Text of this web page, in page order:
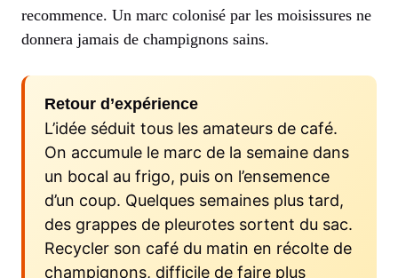
recommence. Un marc colonisé par les moisissures ne
donnera jamais de champignons sains.
Retour d’expérience
L’idée séduit tous les amateurs de café.
On accumule le marc de la semaine dans
un bocal au frigo, puis on l’ensemence
d’un coup. Quelques semaines plus tard,
des grappes de pleurotes sortent du sac.
Recycler son café du matin en récolte de
champignons, difficile de faire plus